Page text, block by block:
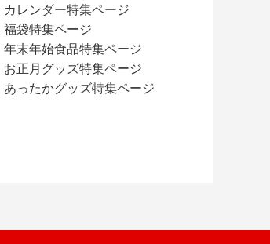
カレンダー特集ページ
福袋特集ページ
年末年始食品特集ページ
お正月グッズ特集ページ
あったかグッズ特集ページ